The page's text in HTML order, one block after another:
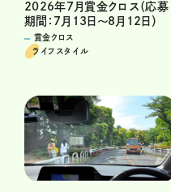
2026年7月賞金クロス（応募
期間：7月13日～8月12日）
賞金クロス
ライフスタイル